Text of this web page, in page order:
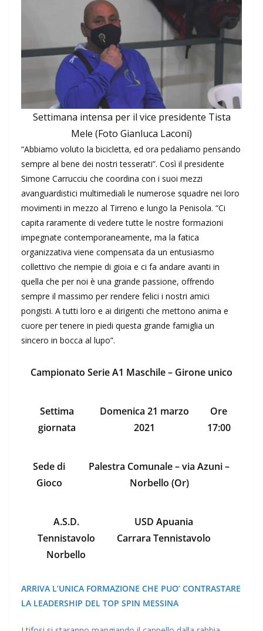
Settimana intensa per il vice presidente Tista
Mele (Foto Gianluca Laconi)
“Abbiamo voluto la bicicletta, ed ora pedaliamo pensando
sempre al bene dei nostri tesserati”. Così il presidente
Simone Carrucciu che coordina con i suoi mezzi
avanguardistici multimediali le numerose squadre nei loro
movimenti in mezzo al Tirreno e lungo la Penisola. “Ci
capita raramente di vedere tutte le nostre formazioni
impegnate contemporaneamente, ma la fatica
organizzativa viene compensata da un entusiasmo
collettivo che riempie di gioia e ci fa andare avanti in
quella che per noi è una grande passione, offrendo
sempre il massimo per rendere felici i nostri amici
pongisti. A tutti loro e ai dirigenti che mettono anima e
cuore per tenere in piedi questa grande famiglia un
sincero in bocca al lupo”.
Campionato Serie A1 Maschile – Girone unico
Settima
giornata
Domenica 21 marzo
2021
Ore
17:00
Sede di
Gioco
Palestra Comunale – via Azuni –
Norbello (Or)
A.S.D.
Tennistavolo
Norbello
USD Apuania
Carrara Tennistavolo
ARRIVA L’UNICA FORMAZIONE CHE PUO’ CONTRASTARE
LA LEADERSHIP DEL TOP SPIN MESSINA